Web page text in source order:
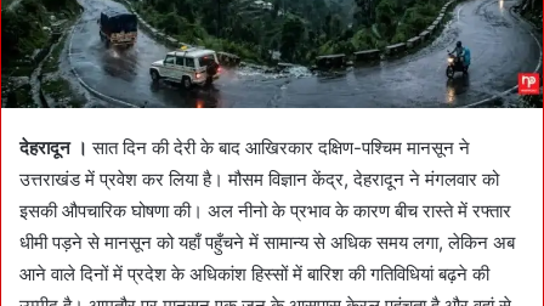
i
l
देहरादून । सात दिन की देरी के बाद आखिरकार दक्षिण-पश्चिम मानसून ने
उत्तराखंड में प्रवेश कर लिया है। मौसम विज्ञान केंद्र, देहरादून ने मंगलवार को
इसकी औपचारिक घोषणा की। अल नीनो के प्रभाव के कारण बीच रास्ते में रफ्तार
धीमी पड़ने से मानसून को यहाँ पहुँचने में सामान्य से अधिक समय लगा, लेकिन अब
आने वाले दिनों में प्रदेश के अधिकांश हिस्सों में बारिश की गतिविधियां बढ़ने की